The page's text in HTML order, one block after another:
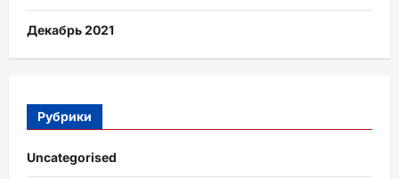
Декабрь 2021
Рубрики
Uncategorised